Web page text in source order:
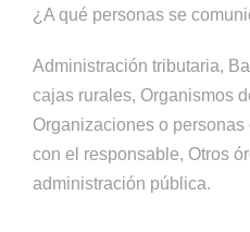
¿A qué personas se
Administración tributaria,
cajas rurales, Organismos
Organizaciones o
con el responsable, Otros
administración pública.